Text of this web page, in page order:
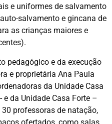
e uniformes de salvamento
salvamento e gincana de
as crianças maiores e
pedagógico e da execução
e proprietária Ana Paula
da Unidade Casa
da Unidade Casa Forte –
professoras de natação,